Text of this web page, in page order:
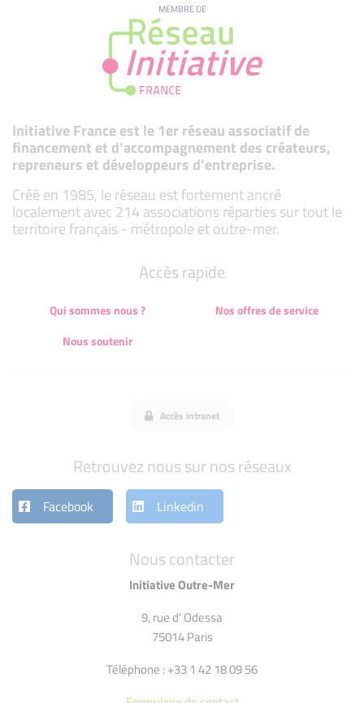
MEMBRE DE
Initiative France est le 1er réseau associatif de
financement et d’accompagnement des créateurs,
repreneurs et développeurs d’entreprise.
Créé en 1985, le réseau est fortement ancré
localement avec 214 associations réparties sur tout le
territoire français - métropole et outre-mer.
Nous contacter
Initiative Outre-Mer
9, rue d' Odessa
75014 Paris
Téléphone : +33 1 42 18 09 56
Accès rapide
Qui sommes nous ?
Nos offres de service
Nous soutenir
Accès intranet
Retrouvez nous sur nos réseaux
Facebook Linkedin